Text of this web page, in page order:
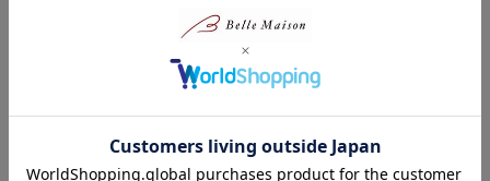
商品ガイド
この商品について問い合わせる